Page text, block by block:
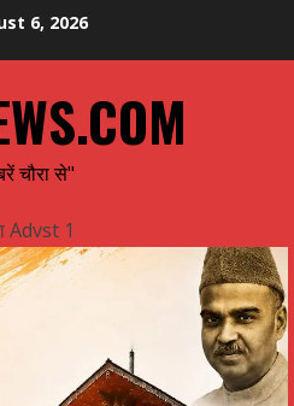
6, 2026
चौरा से"
Advst 1